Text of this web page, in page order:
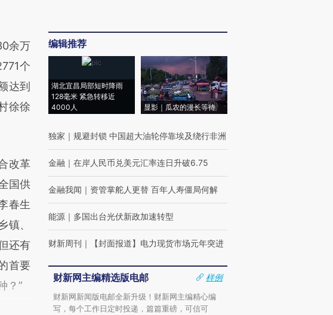
结而
表财
致比
余万
个
达到
徐徐
改革
国供
春生
镇、
还有
首要
？”
编辑推荐
湖北宜昌局部短时降雨
128毫米 紧急转移近
4000人
显影｜瓜农的漫长等待
独家 ｜ 规避封锁 中国超大油轮停靠埃及绕行非洲
金融 ｜ 在岸人民币兑美元汇率连日升破6.75
金融我闻 ｜ 资管掌舵人更替 百年人寿僵局何解
能源 ｜ 多国出台光伏新政加速转型
财新周刊 ｜ 【封面报道】电力现货市场元年突进
财新网主编精选版电邮
样例
财新网新闻版电邮全新升级！财新网主编精心编
写，每个工作日定时投递，篇篇重磅，可信可